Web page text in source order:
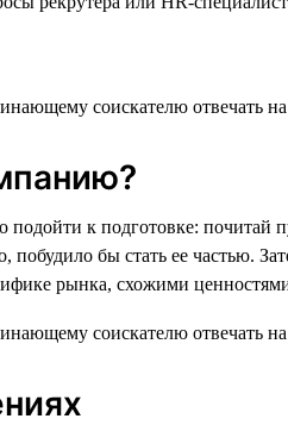
подойти к подготовке:
побудило бы стать ее
рынка, схожими